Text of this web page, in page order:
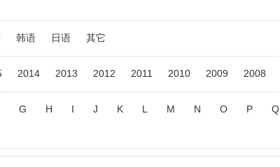
韩语 日语 其它
2014 2013 2012 2011 2010 2009 2008
G H I J K L M N O P Q